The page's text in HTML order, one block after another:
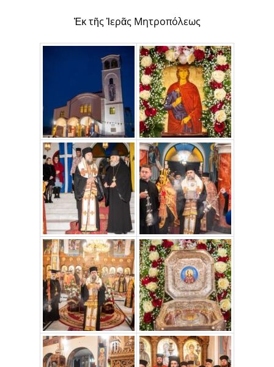
Ἐκ τῆς Ἱερᾶς Μητροπόλεως